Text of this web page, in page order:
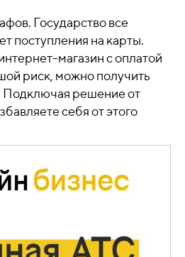
Государство все
поступления на карты.
магазин с оплатой
риск, можно получить
решение от
себя от этого